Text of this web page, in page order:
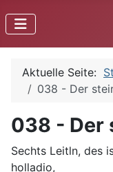
Aktuelle Seite:
038 - Der
038 - Der
Sechts Leitln, des
holladio,